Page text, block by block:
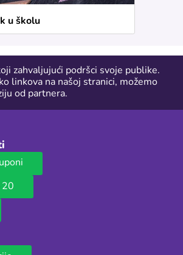
u školu
zahvaljujući podršci svoje publike.
linkova na našoj stranici, možemo
od partnera.
20